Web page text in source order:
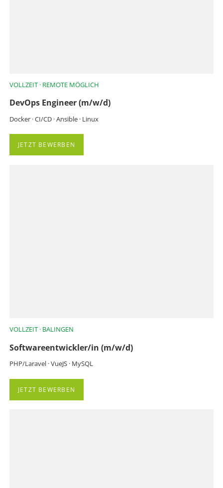
VOLLZEIT · REMOTE MÖGLICH
DevOps Engineer (m/w/d)
Docker · CI/CD · Ansible · Linux
JETZT BEWERBEN
VOLLZEIT · BALINGEN
Softwareentwickler/in (m/w/d)
PHP/Laravel · VueJS · MySQL
JETZT BEWERBEN